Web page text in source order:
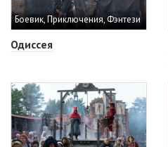
Боевик, Приключения, Фэнтези
Одиссея